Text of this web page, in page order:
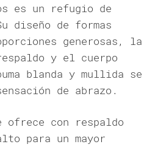
es un refugio de
diseño de formas
generosas, la
y el cuerpo
blanda y mullida se
de abrazo.
ofrece con respaldo
para un mayor